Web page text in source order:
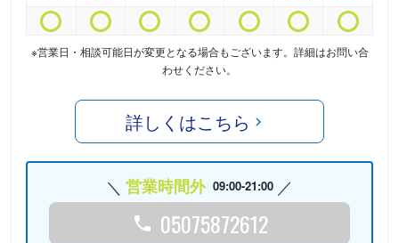
※営業日・相談可能日が変更となる場合もございます。詳細はお問い合
わせください。
詳しくはこちら
営業時間外 09:00-21:00
05075872612